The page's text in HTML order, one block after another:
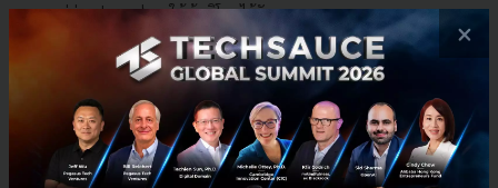
เผยแพร่ข่าวปลอม ส่งผลให้ผู้บริโภคได้รับผลกระทบ...
| ByTechsauce Team
CCTV Alibaba jack ma
×